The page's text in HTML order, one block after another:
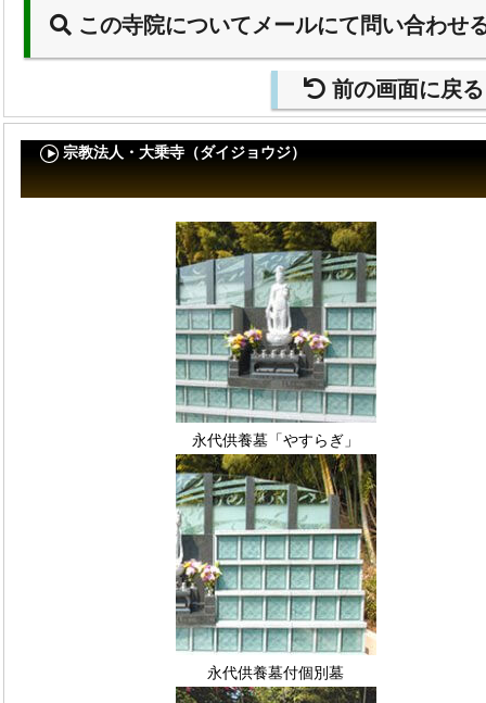
この寺院についてメールにて問い合わせ
前の画面に戻る
宗教法人・大乗寺（ダイジョウジ）
永代供養墓「やすらぎ」
永代供養墓付個別墓